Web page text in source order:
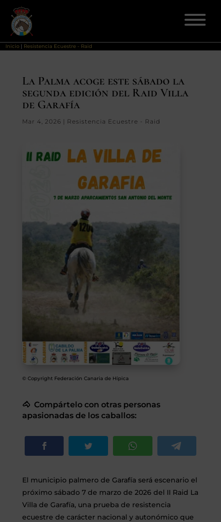
FEDERACIÓN
LICENCIAS
DISCIPLINAS
CALENDARIO
928 366 908//
Tenerife
922 256 601//administracion@federacioncanariadehipica.com

Inicio | Resistencia Ecuestre - Raid
La Palma acoge este sábado la
segunda edición del Raid Villa
de Garafía
Mar 4, 2026 | Resistencia Ecuestre - Raid
© Copyright Federación Canaria de Hípica
🐴 Compártelo con otras personas
apasionadas de los caballos:
El municipio palmero de Garafía será escenario el
próximo sábado 7 de marzo de 2026 del II Raid La
Villa de Garafía, una prueba de resistencia
ecuestre de carácter nacional y autonómico que